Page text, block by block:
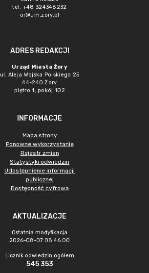
tel. +48 324348232
or@um.zory.pl
ADRES REDAKCJI
Urząd Miasta Żory
ul. Aleja Wojska Polskiego 25
44-240 Żory
piętro 1, pokój 102
INFORMACJE
Mapa strony
Ponowne wykorzystanie
Rejestr zmian
Statystyki odwiedzin
Udostępnienie informacji
publicznej
Dostępność cyfrowa
AKTUALIZACJE
Ostatnia modyfikacja
2026-08-07 08:46:00
Licznik odwiedzin ogółem
545 353